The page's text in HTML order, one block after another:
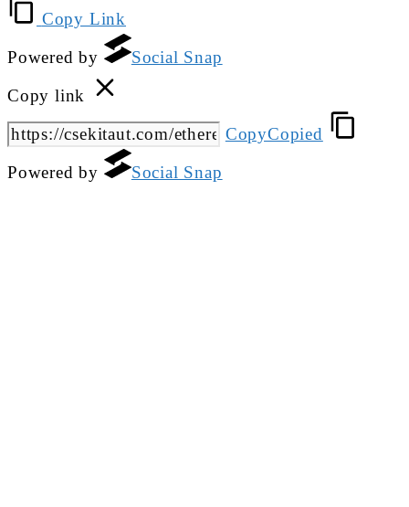
Copy Link
Powered by
Social Snap
Copy link
CopyCopied
Powered by
Social Snap